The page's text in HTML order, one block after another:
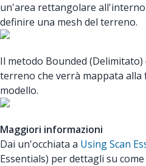
un'area rettangolare
definire una mesh del terreno.
Il metodo Bounded (Delimitato)
terreno che verrà mappata alla
modello.
Maggiori informazioni
Dai un'occhiata a Using Scan
Essentials) per dettagli su